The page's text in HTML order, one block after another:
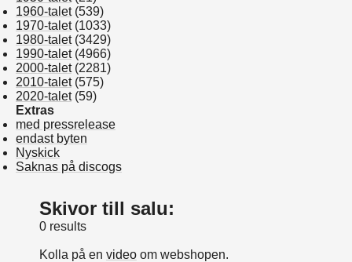
1960-talet(539)
1970-talet(1033)
1980-talet(3429)
1990-talet(4966)
2000-talet(2281)
2010-talet(575)
2020-talet(59)
Extras
med pressrelease
endast byten
Nyskick
Saknas på discogs
Skivor till salu:
0 results
Kolla på en video om webshopen.